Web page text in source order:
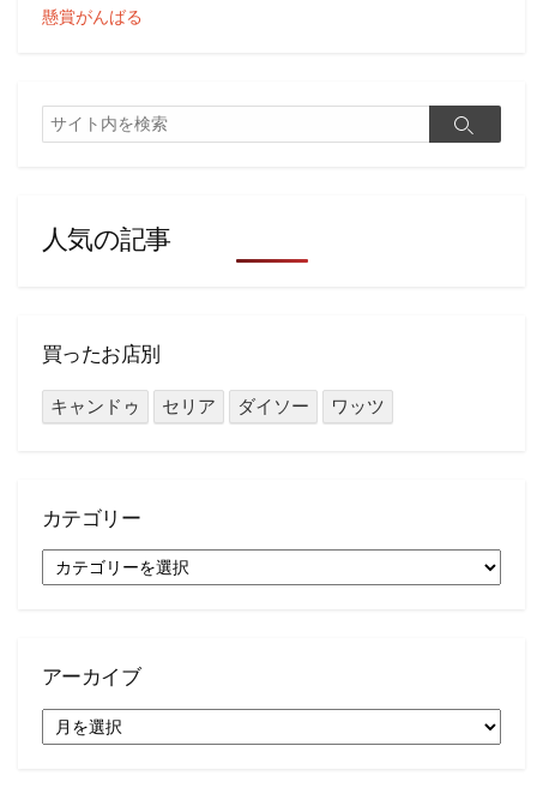
懸賞がんばる
検
索
検
人気の記事
買ったお店別
キャンドゥ セリア ダイソー ワッツ
カテゴリー
テ
アーカイブ
ー